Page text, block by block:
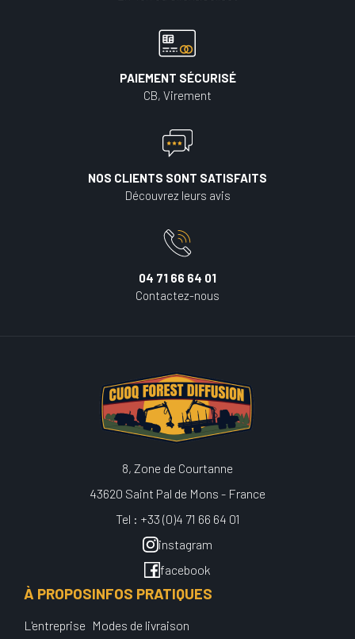
PAIEMENT SÉCURISÉ
CB, Virement
NOS CLIENTS SONT SATISFAITS
Découvrez leurs avis
04 71 66 64 01
Contactez-nous
8, Zone de Courtanne
43620 Saint Pal de Mons - France
Tel : +33 (0)4 71 66 64 01
instagram
facebook
À PROPOS
L'entreprise
INFOS PRATIQUES
Modes de livraison